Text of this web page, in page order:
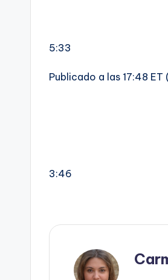
5:33
Publicado a las 17:48
3:46